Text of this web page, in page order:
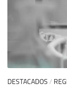
DESTACADOS /